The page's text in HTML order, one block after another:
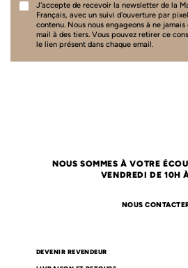
J'accepte de recevoir la newsletter de la
Français, avec un suivi d'ouverture par
contenu. Nous nous engageons à ne
mail à des tiers. Vous pouvez retirer ce
le lien présent dans chaque email.
NOUS SOMMES À VOTRE
VENDREDI DE 10H
NOUS
DEVENIR REVENDEUR